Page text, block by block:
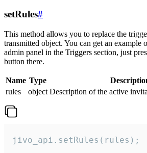
setRules#
This method allows you to replace the
transmitted object. You can get an example
admin panel in the Triggers section, just
button there.
Name Type
rules
object Description of the active
jivo_api.setRules(rules);